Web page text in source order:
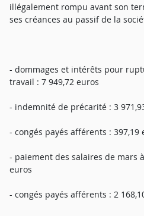
illégalement rompu avant son
ses créances au passif de la
- dommages et intérêts pour
travail : 7 949,72 euros
- indemnité de précarité : 3
- congés payés afférents : 397,19
- paiement des salaires de mars
euros
- congés payés afférents : 2